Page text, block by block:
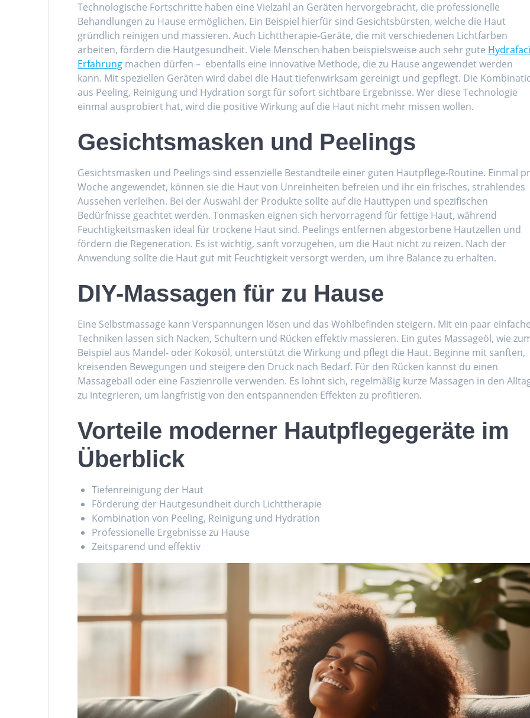
Technologische Fortschritte haben eine Vielzahl an Geräten hervorgebracht, die professionelle
Behandlungen zu Hause ermöglichen. Ein Beispiel hierfür sind Gesichtsbürsten, welche die Haut
gründlich reinigen und massieren. Auch Lichttherapie-Geräte, die mit verschiedenen Lichtfarben
arbeiten, fördern die Hautgesundheit. Viele Menschen haben beispielsweise auch sehr gute
Erfahrung machen dürfen – ebenfalls eine innovative Methode, die zu Hause angewendet werden
kann. Mit speziellen Geräten wird dabei die Haut tiefenwirksam gereinigt und gepflegt. Die
aus Peeling, Reinigung und Hydration sorgt für sofort sichtbare Ergebnisse. Wer diese Technologie
einmal ausprobiert hat, wird die positive Wirkung auf die Haut nicht mehr missen wollen.
Gesichtsmasken und Peelings
Gesichtsmasken und Peelings sind essenzielle Bestandteile einer guten Hautpflege-Routine. Einmal
Woche angewendet, können sie die Haut von Unreinheiten befreien und ihr ein frisches, strahlendes
Aussehen verleihen. Bei der Auswahl der Produkte sollte auf die Hauttypen und spezifischen
Bedürfnisse geachtet werden. Tonmasken eignen sich hervorragend für fettige Haut, während
Feuchtigkeitsmasken ideal für trockene Haut sind. Peelings entfernen abgestorbene Hautzellen und
fördern die Regeneration. Es ist wichtig, sanft vorzugehen, um die Haut nicht zu reizen. Nach der
Anwendung sollte die Haut gut mit Feuchtigkeit versorgt werden, um ihre Balance zu erhalten.
DIY-Massagen für zu Hause
Eine Selbstmassage kann Verspannungen lösen und das Wohlbefinden steigern. Mit ein paar
Techniken lassen sich Nacken, Schultern und Rücken effektiv massieren. Ein gutes Massageöl, wie
Beispiel aus Mandel- oder Kokosöl, unterstützt die Wirkung und pflegt die Haut. Beginne mit sanften,
kreisenden Bewegungen und steigere den Druck nach Bedarf. Für den Rücken kannst du einen
Massageball oder eine Faszienrolle verwenden. Es lohnt sich, regelmäßig kurze Massagen in den
zu integrieren, um langfristig von den entspannenden Effekten zu profitieren.
Vorteile moderner Hautpflegegeräte im
Überblick
Tiefenreinigung der Haut
Förderung der Hautgesundheit durch Lichttherapie
Kombination von Peeling, Reinigung und Hydration
Professionelle Ergebnisse zu Hause
Zeitsparend und effektiv